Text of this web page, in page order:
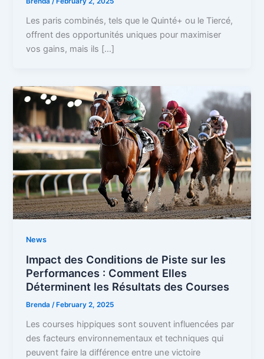
Les paris combinés, tels que le Quinté+ ou le Tiercé,
offrent des opportunités uniques pour maximiser
vos gains, mais ils […]
News
Impact des Conditions de Piste sur les
Performances : Comment Elles
Déterminent les Résultats des Courses
Brenda/ February 2, 2025
Les courses hippiques sont souvent influencées par
des facteurs environnementaux et techniques qui
peuvent faire la différence entre une victoire